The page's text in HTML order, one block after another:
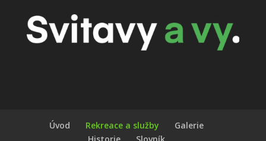
Úvod Rekreace a služby
Galerie
Historie
Slovník